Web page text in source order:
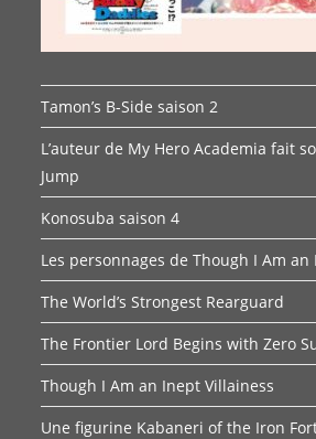
Tamon’s B-Side saison 2
L’auteur de My Hero Academia fait
Jump
Konosuba saison 4
Les personnages de Though I Am
The World’s Strongest Rearguard
The Frontier Lord Begins with Zero
Though I Am an Inept Villainess
Une figurine Kabaneri of the Iron